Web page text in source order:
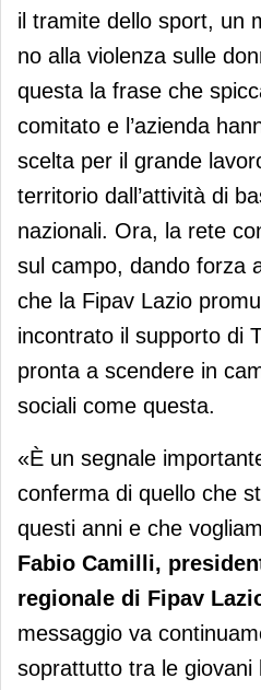
il tramite dello sport, un
no alla violenza sulle
questa la frase che
comitato e l’azienda
scelta per il grande
territorio dall’attività di
nazionali. Ora, la rete
sul campo, dando forza
che la Fipav Lazio
incontrato il supporto di
pronta a scendere in
sociali come questa.
«È un segnale
conferma di quello che
questi anni e che
Fabio Camilli,
regionale di Fipav
messaggio va
soprattutto tra le giovani